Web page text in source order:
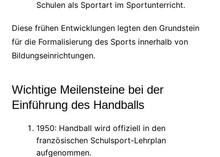
Schulen als Sportart im Sportunterricht.
Diese frühen Entwicklungen legten den Grundstein
für die Formalisierung des Sports innerhalb von
Bildungseinrichtungen.
Wichtige Meilensteine bei der
Einführung des Handballs
1950: Handball wird offiziell in den
französischen Schulsport-Lehrplan
aufgenommen.